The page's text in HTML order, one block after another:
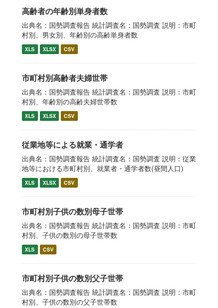
高齢者の年齢別単身者数
出典名：国勢調査報告 統計調査名：国勢調査 説明：市町
村別、男女別、年齢別の高齢単身者数
XLS XLSX CSV
市町村別高齢者夫婦世帯
出典名：国勢調査報告 統計調査名：国勢調査 説明：市町
村別、年齢別の高齢夫婦世帯数
XLS XLSX CSV
従業地等による就業・通学者
出典名：国勢調査報告 統計調査名：国勢調査 説明：従業
地等における市町村別、就業者・通学者数(昼間人口)
XLS XLSX CSV
市町村別子供の数別母子世帯
出典名：国勢調査報告 統計調査名：国勢調査 説明：市町
村別、子供の数別の母子世帯数
XLS CSV
市町村別子供の数別父子世帯
出典名：国勢調査報告 統計調査名：国勢調査 説明：市町
村別、子供の数別の父子世帯数